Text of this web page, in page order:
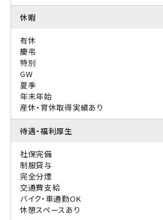
休暇
有休
慶弔
特別
GW
夏季
年末年始
産休・育休取得実績あり
待遇・福利厚生
社保完備
制服貸与
完全分煙
交通費支給
バイク・車通勤OK
休憩スペースあり